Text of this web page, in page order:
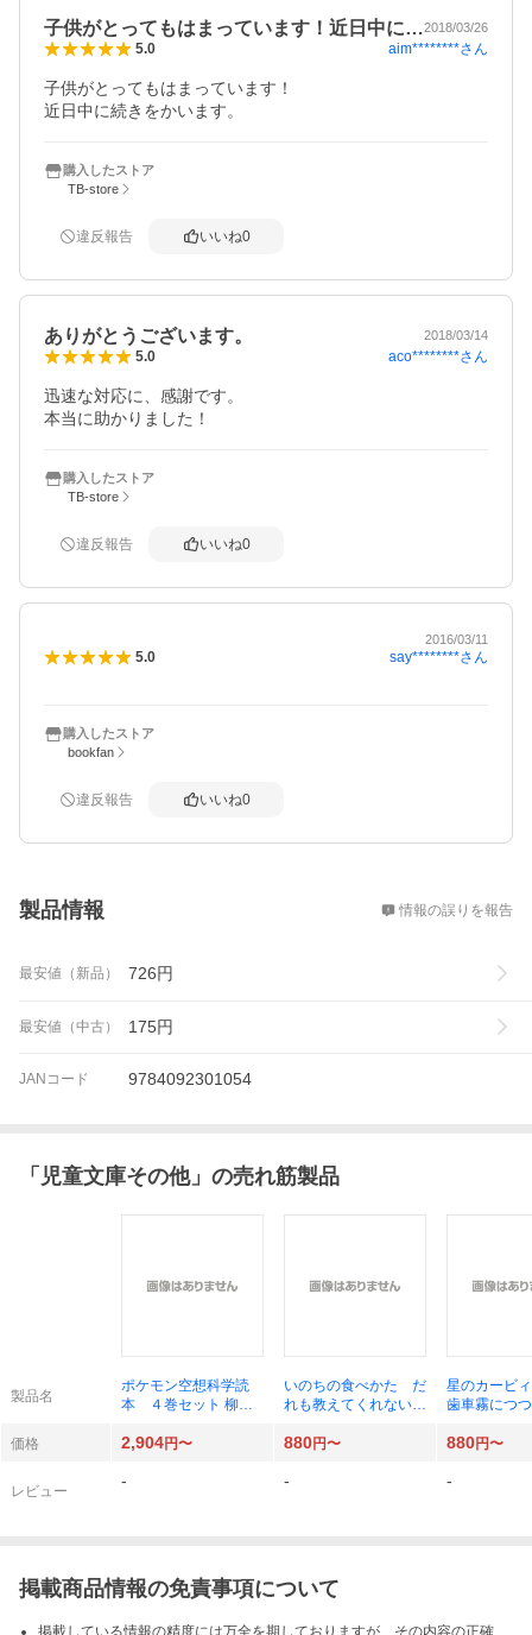
子供がとってもはまっています！近日中に…2018/03/26
5.0 aim********さん
子供がとってもはまっています！
近日中に続きをかいます。
購入したストア
TB-store
違反報告 いいね0
ありがとうございます。 2018/03/14
5.0 aco********さん
迅速な対応に、感謝です。
本当に助かりました！
購入したストア
TB-store
違反報告 いいね0
2016/03/11
5.0 say********さん
購入したストア
bookfan
違反報告 いいね0
製品情報 情報の誤りを報告
最安値（新品） 726円
最安値（中古） 175円
JANコード 9784092301054
「 児童文庫その他」の売れ筋製品
製品名
ポケモン空想科学読
本 ４巻セット 柳田
いのちの食べかた だ
れも教えてくれない、
つばさ文庫 Ｂも３－
シタケシンスケ／絵
星のカービ
歯車霧につ
さ文庫 Ｃた
苅野タウ／
価格 2,904円〜 880円〜 880円〜
レビュー
- - -
掲載商品情報の免責事項について
掲載している情報の精度には万全を期しておりますが、その内容の正確